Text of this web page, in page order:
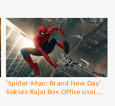
'Spider-Man: Brand New Day'
Sukses Rajai Box Office usai...